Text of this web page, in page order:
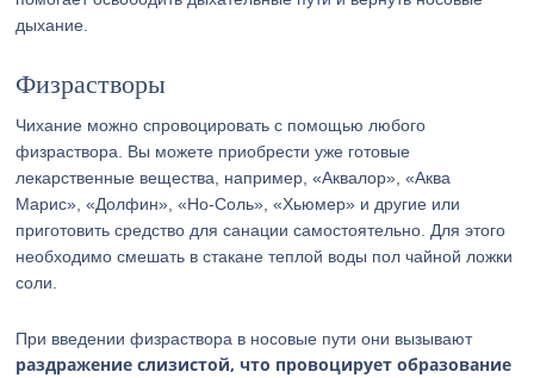
дыхание.
Физрастворы
Чихание можно спровоцировать с помощью любого
физраствора. Вы можете приобрести уже готовые
лекарственные вещества, например, «Аквалор», «Аква
Марис», «Долфин», «Но-Соль», «Хьюмер» и другие или
приготовить средство для санации самостоятельно. Для этого
необходимо смешать в стакане теплой воды пол чайной ложки
соли.
При введении физраствора в носовые пути они вызывают
раздражение слизистой, что провоцирует образование